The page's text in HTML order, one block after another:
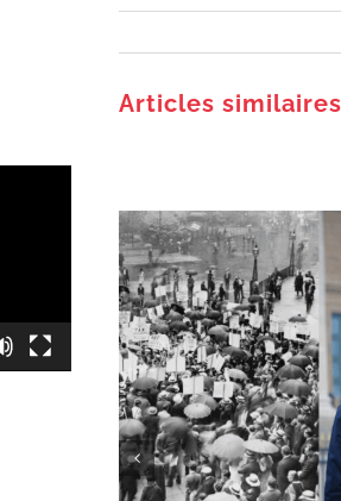
Articles similaires